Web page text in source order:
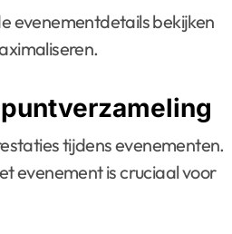
evenementdetails bekijken
tijdens evenementen.
evenement is cruciaal voor